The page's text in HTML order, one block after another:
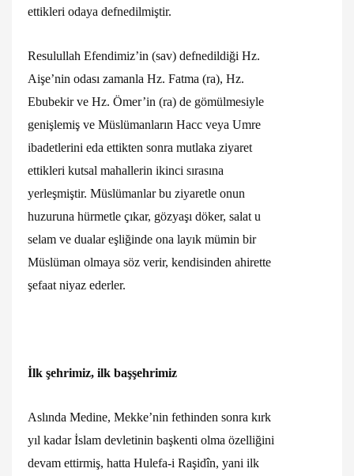
ettikleri odaya defnedilmiştir.
Resulullah Efendimiz’in (sav) defnedildiği Hz.
Aişe’nin odası zamanla Hz. Fatma (ra), Hz.
Ebubekir ve Hz. Ömer’in (ra) de gömülmesiyle
genişlemiş ve Müslümanların Hacc veya Umre
ibadetlerini eda ettikten sonra mutlaka ziyaret
ettikleri kutsal mahallerin ikinci sırasına
yerleşmiştir. Müslümanlar bu ziyaretle onun
huzuruna hürmetle çıkar, gözyaşı döker, salat u
selam ve dualar eşliğinde ona layık mümin bir
Müslüman olmaya söz verir, kendisinden ahirette
şefaat niyaz ederler.
İlk şehrimiz, ilk başşehrimiz
Aslında Medine, Mekke’nin fethinden sonra kırk
yıl kadar İslam devletinin başkenti olma özelliğini
devam ettirmiş, hatta Hulefa-i Raşidîn, yani ilk